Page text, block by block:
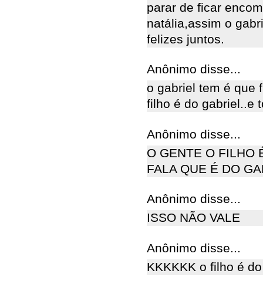
parar de ficar
natália,assim o
felizes juntos.
Anônimo disse...
o gabriel tem é que
filho é do gabriel..e
Anônimo disse...
O GENTE O FILHO
FALA QUE É DO
Anônimo disse...
ISSO NÃO VALE
Anônimo disse...
KKKKKK o filho é